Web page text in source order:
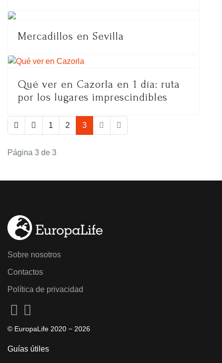
Mercadillos en Sevilla
Qué ver en Cazorla en 1 día: ruta
por los lugares imprescindibles
1 2 3
Página 3 de 3
Sobre nosotros
Contactos
Política de privacidad
© EuropaLife 2020 − 2026
Guías útiles